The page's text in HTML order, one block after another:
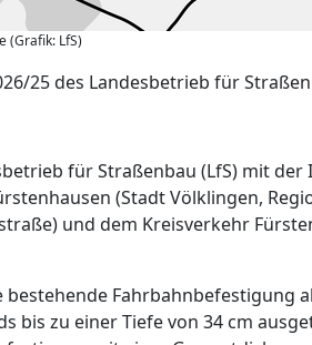
(Grafik: LfS)
25 des Landesbetrieb für
für Straßenbau (LfS) mit
(Stadt Völklingen,
und dem Kreisverkehr
Fahrbahnbefestigung
bis zu einer Tiefe von 34 cm